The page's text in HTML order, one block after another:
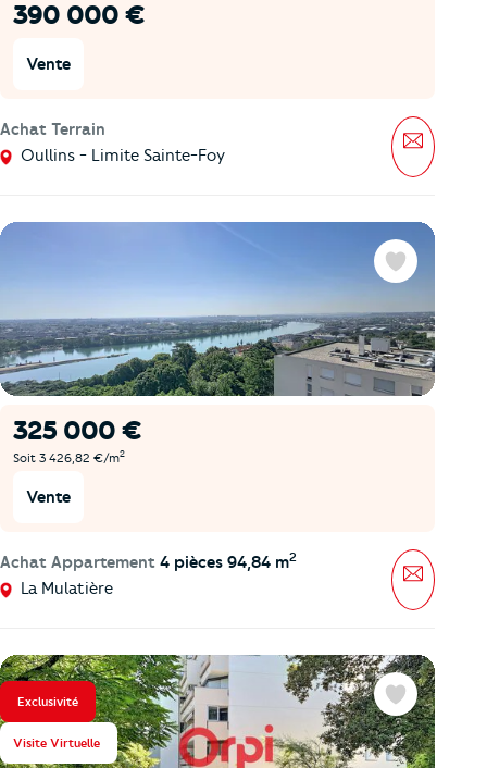
390 000 €
Vente
Achat Terrain
Oullins - Limite Sainte-Foy
Message
325 000 €
Soit 3 426,82 €/m2
Vente
Achat Appartement 4 pièces 94,84 m2
La Mulatière
Favoris
Message
Exclusivité
Visite Virtuelle
Favoris